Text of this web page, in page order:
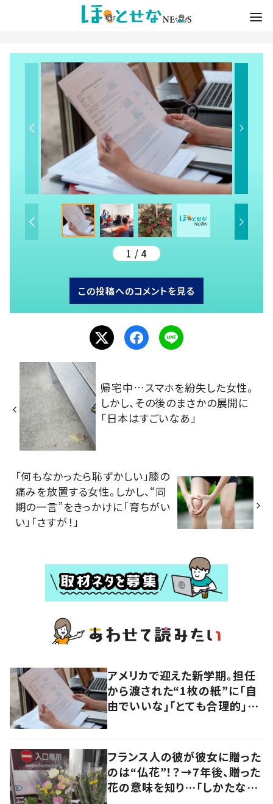
1 / 4
この投稿へのコメントを見る
帰宅中…スマホを紛失した女性。
しかし、その後のまさかの展開に
「日本はすごいなあ」
「何もなかったら恥ずかしい」膝の
痛みを放置する女性。しかし、“同
期の一言”をきっかけに「育ちがい
い」「さすが！」
アメリカで迎えた新学期。担任
から渡された“1枚の紙”に「自
由でいいな」「とても合理的」
フランス人の彼が彼女に贈った
のは“仏花”！？→7年後、贈った
花の意味を知り…「しかたな